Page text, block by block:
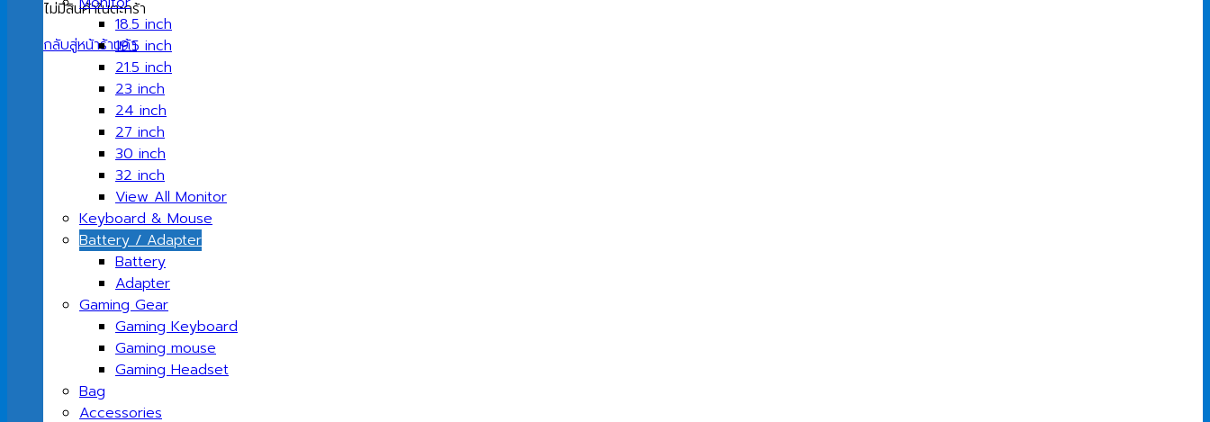
ไม่มีสินค้าในตะกร้า
กลับสู่หน้าร้านค้า
18.5 inch
19.5 inch
21.5 inch
23 inch
24 inch
27 inch
30 inch
32 inch
View All Monitor
Keyboard & Mouse
Battery / Adapter
Battery
Adapter
Gaming Gear
Gaming Keyboard
Gaming mouse
Gaming Headset
Bag
Accessories